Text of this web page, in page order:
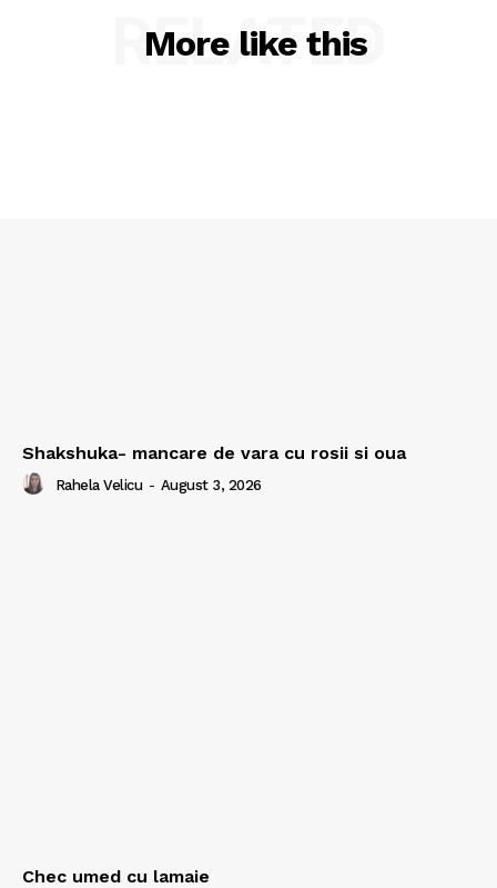
More like this
RELATED
Shakshuka- mancare de vara cu rosii si oua
Rahela Velicu - August 3, 2026
Chec umed cu lamaie